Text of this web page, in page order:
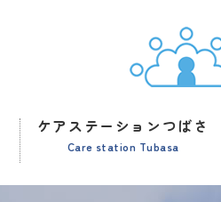
ケアステーションつばさ
Care station Tubasa